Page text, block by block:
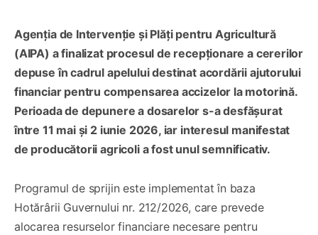
Agenția de Intervenție și Plăți pentru Agricultură
(AIPA) a finalizat procesul de recepționare a cererilor
depuse în cadrul apelului destinat acordării ajutorului
financiar pentru compensarea accizelor la motorină.
Perioada de depunere a dosarelor s-a desfășurat
între 11 mai și 2 iunie 2026, iar interesul manifestat
de producătorii agricoli a fost unul semnificativ.
Programul de sprijin este implementat în baza
Hotărârii Guvernului nr. 212/2026, care prevede
alocarea resurselor financiare necesare pentru